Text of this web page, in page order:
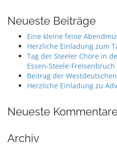
v
n
Neueste Beiträge
Eine kleine feine
Herzliche Einladung zum
Tag der Steeler Chöre in
Essen-Steele-Freisenbruch
Beitrag der
Herzliche Einladung zu
Neueste
Archiv